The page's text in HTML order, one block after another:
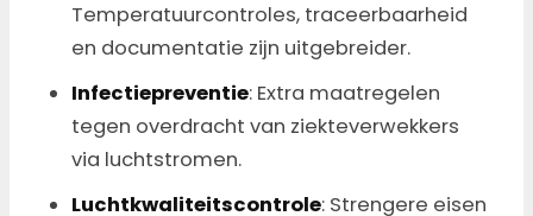
Temperatuurcontroles, traceerbaarheid
en documentatie zijn uitgebreider.
Infectiepreventie: Extra maatregelen
tegen overdracht van ziekteverwekkers
via luchtstromen.
Luchtkwaliteitscontrole: Strengere eisen